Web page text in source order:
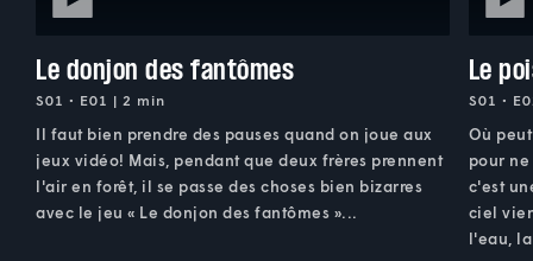
Le donjon des fantômes
S01 • E01 | 2 min
Il faut bien prendre des pauses quand on joue aux
jeux vidéo! Mais, pendant que deux frères prennent
l'air en forêt, il se passe des choses bien bizarres
avec le jeu « Le donjon des fantômes »...
Le
S01 •
Où
pour
c'est
ciel
l'eau,